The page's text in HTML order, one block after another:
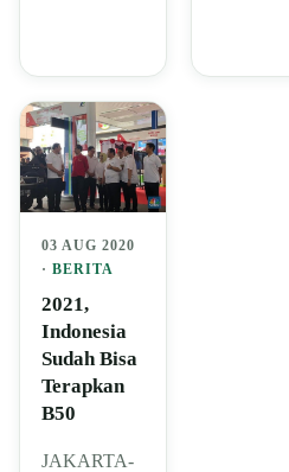
03 AUG 2020
· BERITA
2021,
Indonesia
Sudah Bisa
Terapkan
B50
JAKARTA-